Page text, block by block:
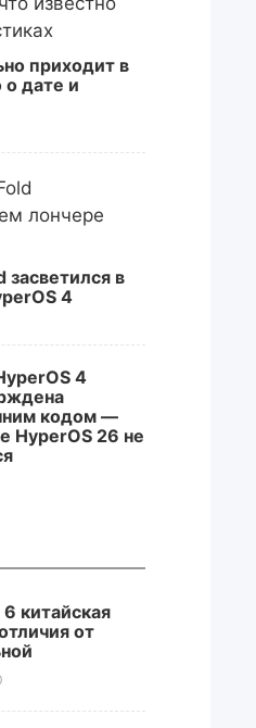
приходит в
о дате и
засветился в
4
4
кодом —
HyperOS 26 не
китайская
от